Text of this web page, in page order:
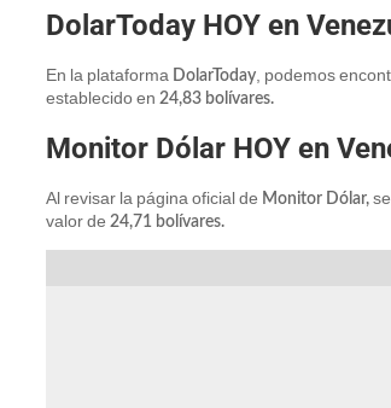
DolarToday HOY en
En la plataforma DolarToday, podemos
establecido en 24,83 bolívares.
Monitor Dólar HOY en
Al revisar la página oficial de Monitor Dólar,
valor de 24,71 bolívares.